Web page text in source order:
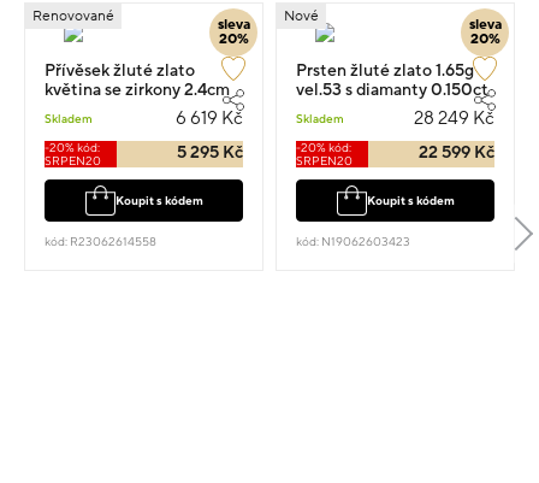
sleva
20%
Renovované
Přívěsek žluté zlato
květina se zirkony 2.4cm
Skladem 6 619 Kč
-20% kód:
SRPEN20
5 295 Kč
Koupit s kódem
kód: R23062614558
sleva
20%
Nové
Prsten žluté zlato 1.65g
vel.53 s diamanty 0.150ct
Skladem 28 249 Kč
-20% kód:
SRPEN20
22 599 Kč
Koupit s kódem
kód: N19062603423